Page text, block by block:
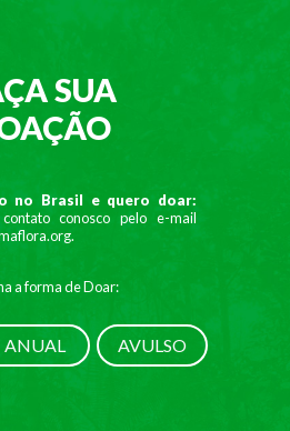
SUA
no Brasil e quero doar:
conosco pelo e-mail
.
a forma de Doar:
ANUAL AVULSO